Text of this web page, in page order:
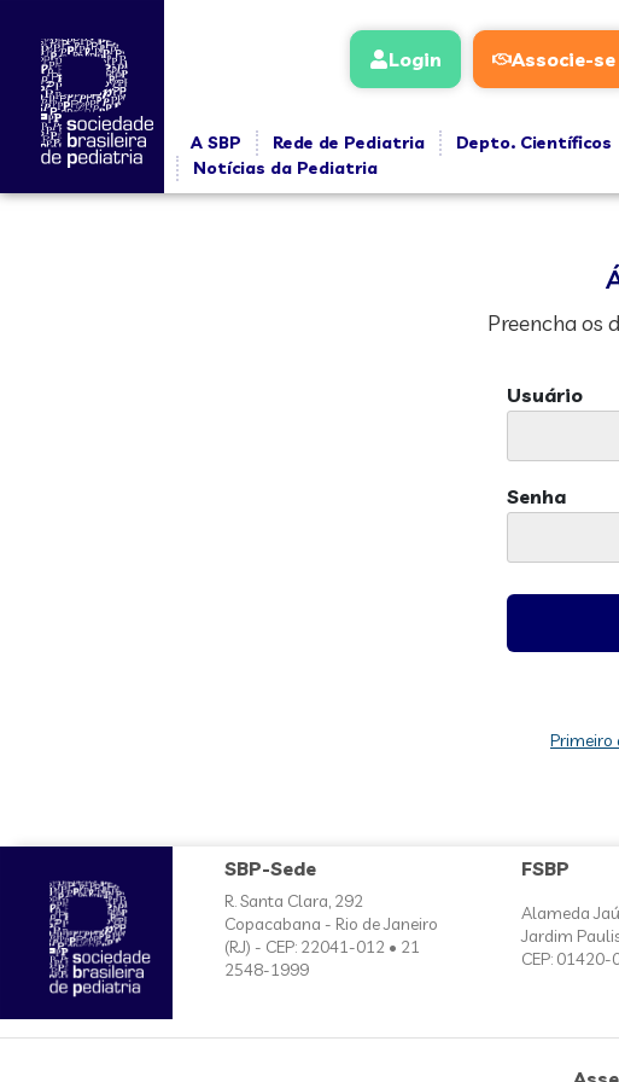
Login Associe-se
A SBP Rede de Pediatria Depto. Científicos
Notícias da Pediatria
Preencha os
Usuário
Senha
Primeiro
SBP-Sede
R. Santa Clara, 292
Copacabana - Rio de Janeiro
(RJ) - CEP: 22041-012 • 21
2548-1999
FSBP
Alameda
Jardim
CEP: